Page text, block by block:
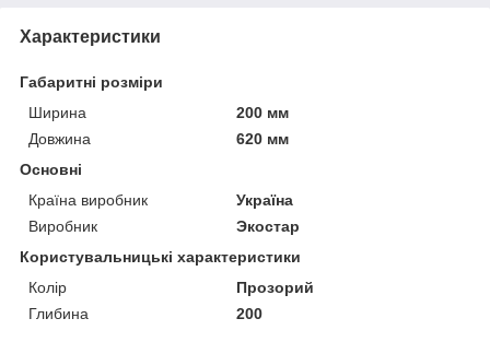
Характеристики
Габаритні розміри
Ширина
200 мм
Довжина
620 мм
Основні
Країна виробник
Україна
Виробник
Экостар
Користувальницькі характеристики
Колір
Прозорий
Глибина
200